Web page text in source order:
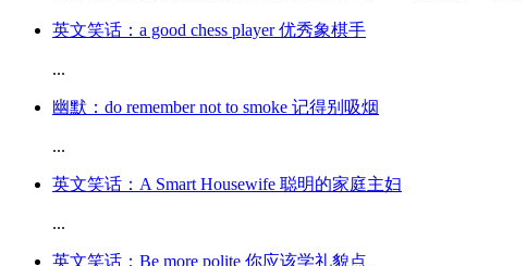
英文笑话：a good chess player 优秀象棋手
...
幽默：do remember not to smoke 记得别吸烟
...
英文笑话：A Smart Housewife 聪明的家庭主妇
...
英文笑话：Be more polite 你应该学礼貌点